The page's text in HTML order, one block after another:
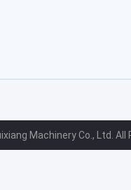
Machinery Co., Ltd. All